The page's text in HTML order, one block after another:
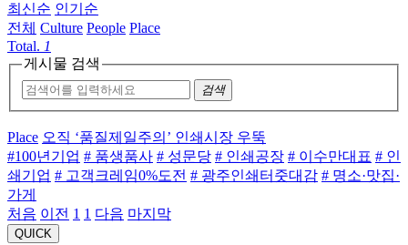
최신순 인기순
전체 Culture People Place
Total. 1
게시물 검색
검색
Place 오직 ‘품질제일주의’ 인쇄시장 우뚝
#100년기업 # 품생품사 # 성문당 # 인쇄공장 # 이수만대표 # 인
쇄기업 # 고객크레임0%도전 # 광주인쇄터줏대감 # 명소·맛집·
가게
처음 이전 1 1 다음 마지막
QUICK